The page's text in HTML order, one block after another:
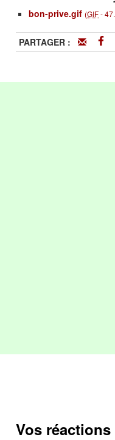
bon-prive.gif (GIF-
PARTAGER :
Vos réactions